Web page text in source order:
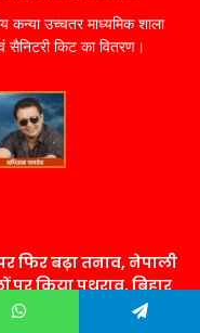
कन्या उच्चतर माध्यमिक शाला
सैनिटरी किट का वितरण।
फिर बढ़ा तनाव, नेपाली
पर किया पथराव, बिहार